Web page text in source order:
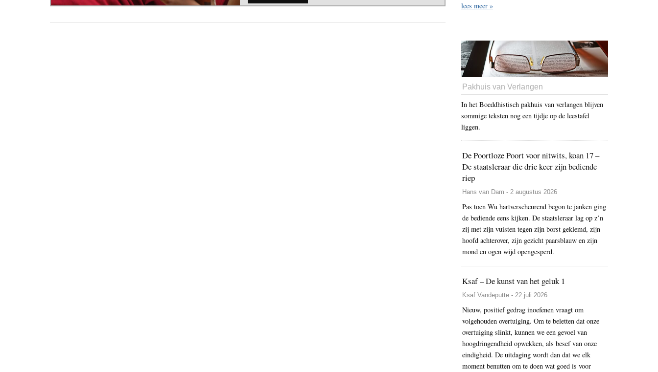
lees meer »
Pakhuis van Verlangen
In het Boeddhistisch pakhuis van verlangen blijven
sommige teksten nog een tijdje op de leestafel
liggen.
De Poortloze Poort voor nitwits, koan 17 –
De staatsleraar die drie keer zijn bediende
riep
Hans van Dam - 2 augustus 2026
Pas toen Wu hartverscheurend begon te janken ging
de bediende eens kijken. De staatsleraar lag op z’n
zij met zijn vuisten tegen zijn borst geklemd, zijn
hoofd achterover, zijn gezicht paarsblauw en zijn
mond en ogen wijd opengesperd.
Ksaf – De kunst van het geluk 1
Ksaf Vandeputte - 22 juli 2026
Nieuw, positief gedrag inoefenen vraagt om
volgehouden overtuiging. Om te beletten dat onze
overtuiging slinkt, kunnen we een gevoel van
hoogdringendheid opwekken, als besef van onze
eindigheid. De uitdaging wordt dan dat we elk
moment benutten om te doen wat goed is voor